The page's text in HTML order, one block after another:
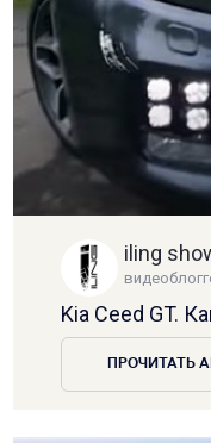
iling
Kia Ceed GT.
ПРОЧИТАТЬ